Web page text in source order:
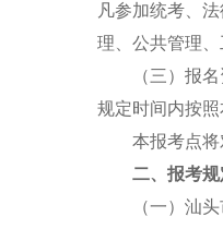
凡参加统考、
理、公共管理
（三）报名资
规定时间内按
本报考点将对
二、报考规
（一）汕头市